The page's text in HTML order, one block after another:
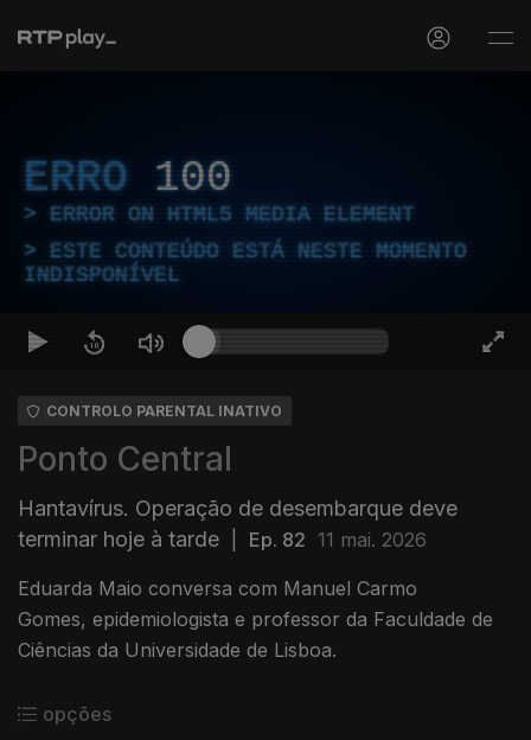
ERRO 100
ERROR ON HTML5 MEDIA ELEMENT
ESTE CONTEÚDO ESTÁ NESTE MOMENTO
INDISPONÍVEL
CONTROLO PARENTAL INATIVO
Ponto Central
Hantavírus. Operação de desembarque deve
terminar hoje à tarde
Ep. 82 11 mai. 2026
Eduarda Maio conversa com Manuel Carmo
Gomes, epidemiologista e professor da Faculdade de
Ciências da Universidade de Lisboa.
opções